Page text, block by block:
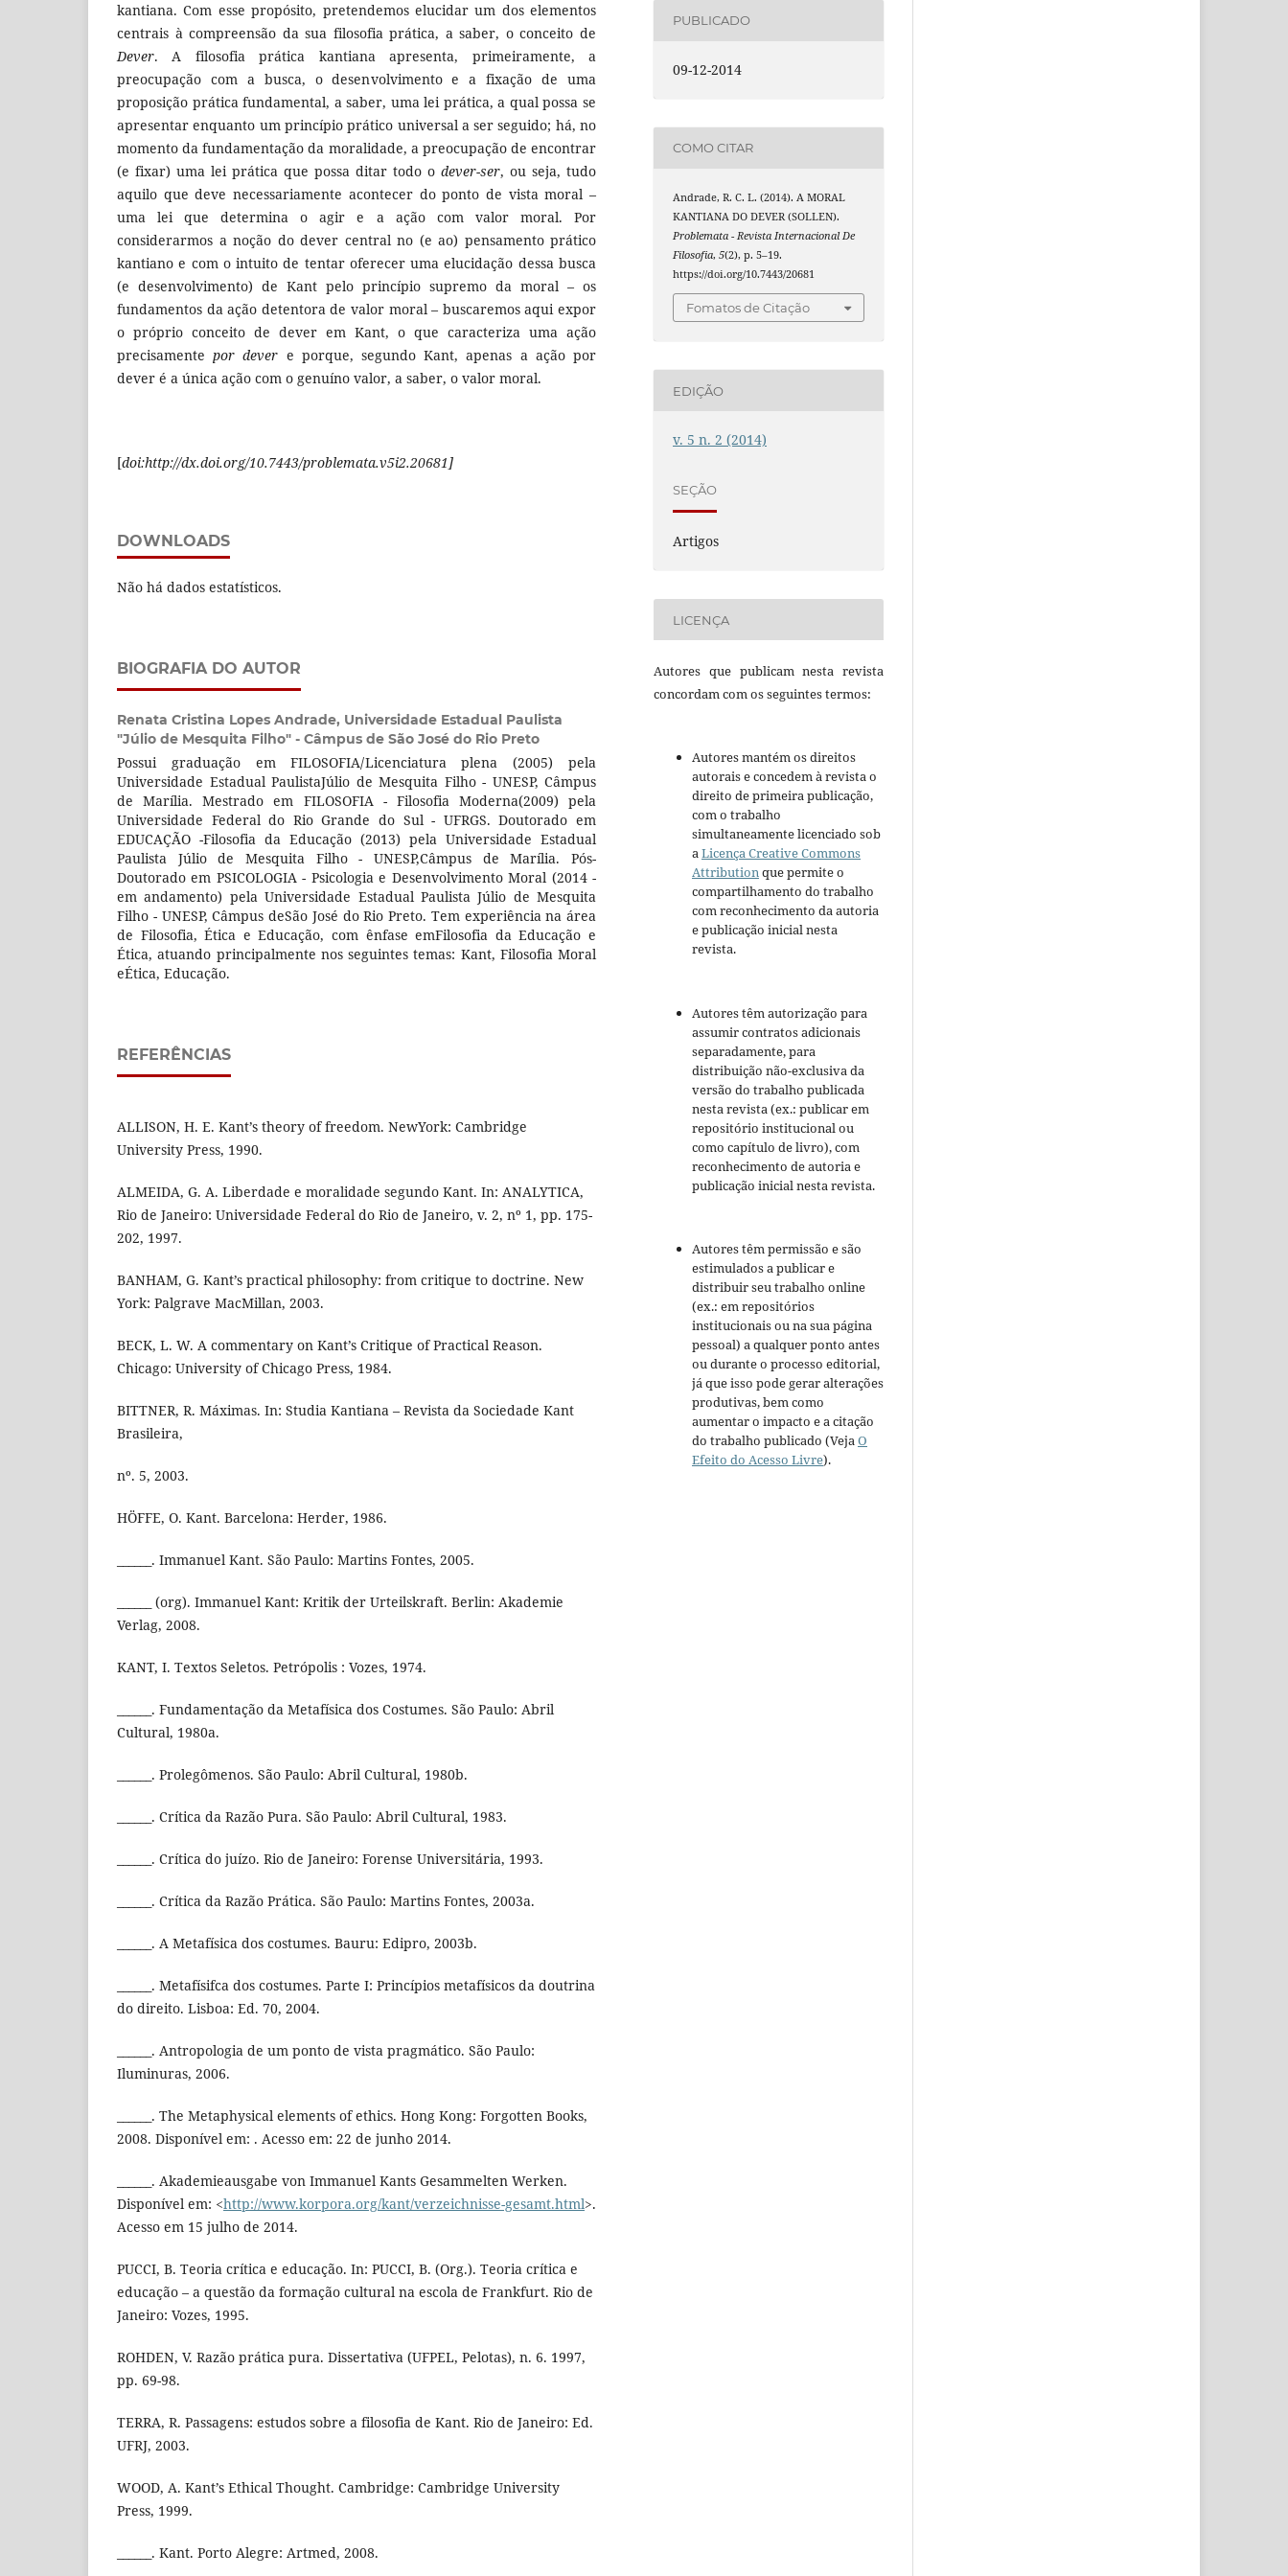
kantiana. Com esse propósito, pretendemos elucidar um dos elementos
centrais à compreensão da sua filosofia prática, a saber, o conceito de
Dever. A filosofia prática kantiana apresenta, primeiramente, a
preocupação com a busca, o desenvolvimento e a fixação de uma
proposição prática fundamental, a saber, uma lei prática, a qual possa se
apresentar enquanto um princípio prático universal a ser seguido; há, no
momento da fundamentação da moralidade, a preocupação de encontrar
(e fixar) uma lei prática que possa ditar todo o dever-ser, ou seja, tudo
aquilo que deve necessariamente acontecer do ponto de vista moral –
uma lei que determina o agir e a ação com valor moral. Por
considerarmos a noção do dever central no (e ao) pensamento prático
kantiano e com o intuito de tentar oferecer uma elucidação dessa busca
(e desenvolvimento) de Kant pelo princípio supremo da moral – os
fundamentos da ação detentora de valor moral – buscaremos aqui expor
o próprio conceito de dever em Kant, o que caracteriza uma ação
precisamentepor dever e porque, segundo Kant, apenas a ação por
dever é a única ação com o genuíno valor, a saber, o valor moral.
[doi:http://dx.doi.org/10.7443/problemata.v5i2.20681]
DOWNLOADS
Não há dados estatísticos.
BIOGRAFIA DO AUTOR
Renata Cristina Lopes Andrade, Universidade Estadual Paulista
"Júlio de Mesquita Filho" - Câmpus de São José do Rio Preto
Possui graduação em FILOSOFIA/Licenciatura plena (2005) pela
Universidade Estadual PaulistaJúlio de Mesquita Filho - UNESP, Câmpus
de Marília. Mestrado em FILOSOFIA - Filosofia Moderna(2009) pela
Universidade Federal do Rio Grande do Sul - UFRGS. Doutorado em
EDUCAÇÃO -Filosofia da Educação (2013) pela Universidade Estadual
Paulista Júlio de Mesquita Filho - UNESP,Câmpus de Marília. Pós-
Doutorado em PSICOLOGIA - Psicologia e Desenvolvimento Moral (2014 -
em andamento) pela Universidade Estadual Paulista Júlio de Mesquita
Filho - UNESP, Câmpus deSão José do Rio Preto. Tem experiência na área
de Filosofia, Ética e Educação, com ênfase emFilosofia da Educação e
Ética, atuando principalmente nos seguintes temas: Kant, Filosofia Moral
eÉtica, Educação.
REFERÊNCIAS
ALLISON, H. E. Kant’s theory of freedom. NewYork: Cambridge
University Press, 1990.
ALMEIDA, G. A. Liberdade e moralidade segundo Kant. In: ANALYTICA,
Rio de Janeiro: Universidade Federal do Rio de Janeiro, v. 2, nº 1, pp. 175-
202, 1997.
BANHAM, G. Kant’s practical philosophy: from critique to doctrine. New
York: Palgrave MacMillan, 2003.
BECK, L. W. A commentary on Kant’s Critique of Practical Reason.
Chicago: University of Chicago Press, 1984.
BITTNER, R. Máximas. In: Studia Kantiana – Revista da Sociedade Kant
Brasileira,
nº. 5, 2003.
HÖFFE, O. Kant. Barcelona: Herder, 1986.
______. Immanuel Kant. São Paulo: Martins Fontes, 2005.
______ (org). Immanuel Kant: Kritik der Urteilskraft. Berlin: Akademie
Verlag, 2008.
KANT, I. Textos Seletos. Petrópolis : Vozes, 1974.
______. Fundamentação da Metafísica dos Costumes. São Paulo: Abril
Cultural, 1980a.
______. Prolegômenos. São Paulo: Abril Cultural, 1980b.
______. Crítica da Razão Pura. São Paulo: Abril Cultural, 1983.
______. Crítica do juízo. Rio de Janeiro: Forense Universitária, 1993.
______. Crítica da Razão Prática. São Paulo: Martins Fontes, 2003a.
______. A Metafísica dos costumes. Bauru: Edipro, 2003b.
______. Metafísifca dos costumes. Parte I: Princípios metafísicos da doutrina
do direito. Lisboa: Ed. 70, 2004.
______. Antropologia de um ponto de vista pragmático. São Paulo:
Iluminuras, 2006.
______. The Metaphysical elements of ethics. Hong Kong: Forgotten Books,
2008. Disponível em: . Acesso em: 22 de junho 2014.
______. Akademieausgabe von Immanuel Kants Gesammelten Werken.
Disponível em: <http://www.korpora.org/kant/verzeichnisse-gesamt.html>.
Acesso em 15 julho de 2014.
PUCCI, B. Teoria crítica e educação. In: PUCCI, B. (Org.). Teoria crítica e
educação – a questão da formação cultural na escola de Frankfurt. Rio de
Janeiro: Vozes, 1995.
ROHDEN, V. Razão prática pura. Dissertativa (UFPEL, Pelotas), n. 6. 1997,
pp. 69-98.
TERRA, R. Passagens: estudos sobre a filosofia de Kant. Rio de Janeiro: Ed.
UFRJ, 2003.
WOOD, A. Kant’s Ethical Thought. Cambridge: Cambridge University
Press, 1999.
______. Kant. Porto Alegre: Artmed, 2008.
PUBLICADO
09-12-2014
COMO CITAR
Andrade, R. C. L. (2014). A MORAL
KANTIANA DO DEVER (SOLLEN).
Problemata - Revista Internacional De
Filosofia,5(2), p. 5–19.
https://doi.org/10.7443/20681
Fomatos de Citação
EDIÇÃO
v. 5 n. 2 (2014)
SEÇÃO
Artigos
LICENÇA
Autores que publicam nesta revista
concordam com os seguintes termos:
Autores mantém os direitos
autorais e concedem à revista o
direito de primeira publicação,
com o trabalho
simultaneamente licenciado sob
aLicença Creative Commons
Attributionque permite o
compartilhamento do trabalho
com reconhecimento da autoria
e publicação inicial nesta
revista.
Autores têm autorização para
assumir contratos adicionais
separadamente, para
distribuição não-exclusiva da
versão do trabalho publicada
nesta revista (ex.: publicar em
repositório institucional ou
como capítulo de livro), com
reconhecimento de autoria e
publicação inicial nesta revista.
Autores têm permissão e são
estimulados a publicar e
distribuir seu trabalho online
(ex.: em repositórios
institucionais ou na sua página
pessoal) a qualquer ponto antes
ou durante o processo editorial,
já que isso pode gerar alterações
produtivas, bem como
aumentar o impacto e a citação
do trabalho publicado (Veja O
Efeito do Acesso Livre).